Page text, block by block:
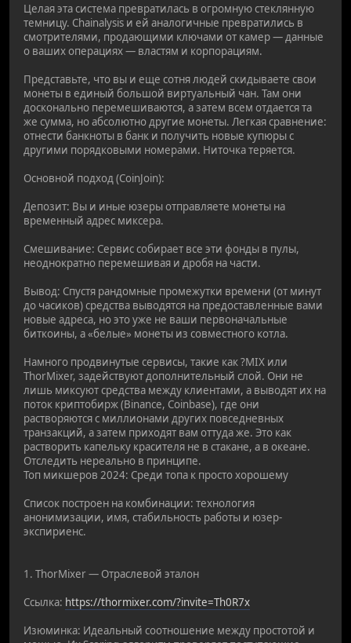
Целая эта система превратилась в огромную стеклянную
темницу. Chainalysis и ей аналогичные превратились в
смотрителями, продающими ключами от камер — данные
о ваших операциях — властям и корпорациям.
Представьте, что вы и еще сотня людей скидываете свои
монеты в единый большой виртуальный чан. Там они
досконально перемешиваются, а затем всем отдается та
же сумма, но абсолютно другие монеты. Легкая сравнение:
отнести банкноты в банк и получить новые купюры с
другими порядковыми номерами. Ниточка теряется.
Основной подход (CoinJoin):
Депозит: Вы и иные юзеры отправляете монеты на
временный адрес миксера.
Смешивание: Сервис собирает все эти фонды в пулы,
неоднократно перемешивая и дробя на части.
Вывод: Спустя рандомные промежутки времени (от минут
до часиков) средства выводятся на предоставленные вами
новые адреса, но это уже не ваши первоначальные
биткоины, а «белые» монеты из совместного котла.
Намного продвинутые сервисы, такие как ?MIX или
ThorMixer, задействуют дополнительный слой. Они не
лишь миксуют средства между клиентами, а выводят их на
поток криптобирж (Binance, Coinbase), где они
растворяются с миллионами других повседневных
транзакций, а затем приходят вам оттуда же. Это как
растворить капельку красителя не в стакане, а в океане.
Отследить нереально в принципе.
Топ микшеров 2024: Среди топа к просто хорошему
Список построен на комбинации: технология
анонимизации, имя, стабильность работы и юзер-
экспириенс.
1. ThorMixer — Отраслевой эталон
Ссылка: https://thormixer.com/?invite=Th0R7x
Изюминка: Идеальный соотношение между простотой и